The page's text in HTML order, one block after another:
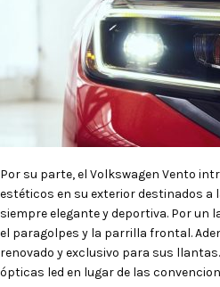
Por su parte, el Volkswagen Vento
estéticos en su exterior destinados a
siempre elegante y deportiva. Por un
el paragolpes y la parrilla frontal.
renovado y exclusivo para sus
ópticas led en lugar de las